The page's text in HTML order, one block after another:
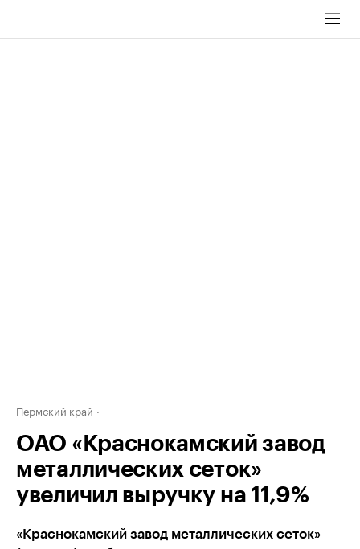
Пермский край
ОАО «Краснокамский завод
металлических сеток»
увеличил выручку на 11,9%
«Краснокамский завод металлических сеток»